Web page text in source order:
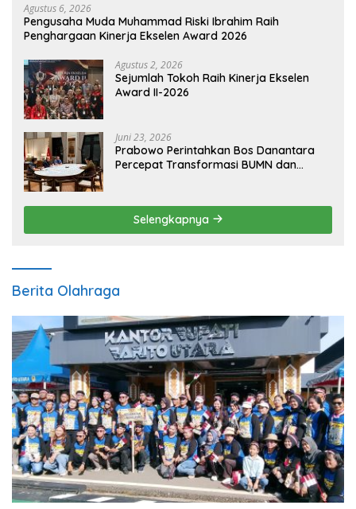
Agustus 6, 2026
Pengusaha Muda Muhammad Riski Ibrahim Raih
Penghargaan Kinerja Ekselen Award 2026
Agustus 2, 2026
Sejumlah Tokoh Raih Kinerja Ekselen
Award II-2026
Juni 23, 2026
Prabowo Perintahkan Bos Danantara
Percepat Transformasi BUMN dan
Selengkapnya
Berita Olahraga